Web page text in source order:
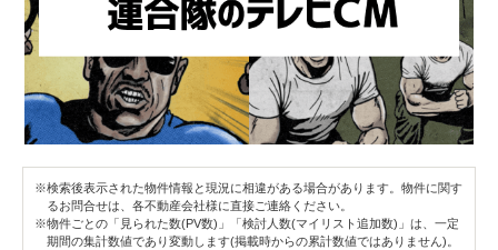
※検索後表示された物件情報と現況に相違がある場合があります。物件に関す
るお問合せは、各不動産会社様に直接ご連絡ください。
※物件ごとの「見られた数(PV数)」「検討人数(マイリスト追加数)」は、一定
期間の集計数値であり変動します(掲載時からの累計数値ではありません)。